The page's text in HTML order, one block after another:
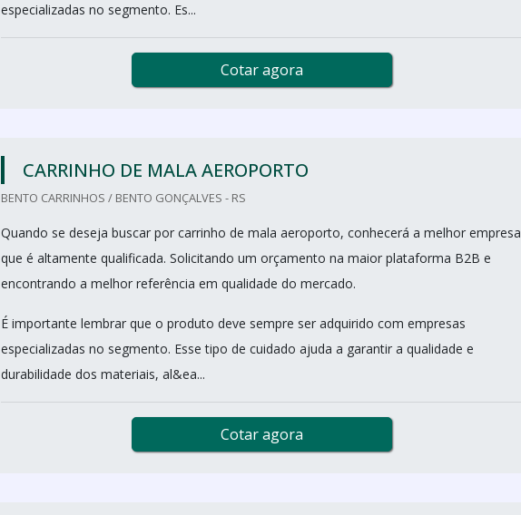
especializadas no segmento. Es...
Cotar agora
CARRINHO DE MALA AEROPORTO
BENTO CARRINHOS / BENTO GONÇALVES - RS
Quando se deseja buscar por carrinho de mala aeroporto, conhecerá a melhor empresa
que é altamente qualificada. Solicitando um orçamento na maior plataforma B2B e
encontrando a melhor referência em qualidade do mercado.
É importante lembrar que o produto deve sempre ser adquirido com empresas
especializadas no segmento. Esse tipo de cuidado ajuda a garantir a qualidade e
durabilidade dos materiais, al&ea...
Cotar agora